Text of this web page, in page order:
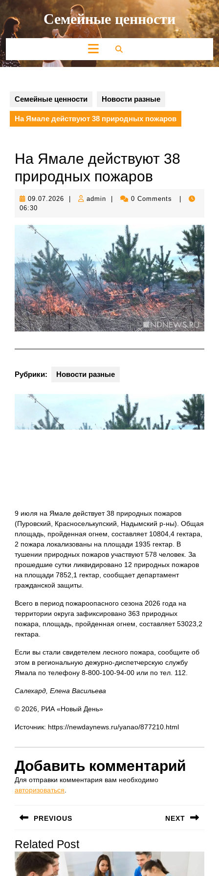
Перейти
содержимому Семейные ценности
Кнопка
Открыть
Семейные ценности Новости разные
На Ямале действуют 38 природных пожаров
На Ямале действуют 38
природных пожаров
09.07.2026 09.07.2026
admin admin 0 Comments
06:30
Рубрики: Новости разные
9 июля на Ямале действует 38 природных пожаров
(Пуровский, Красноселькупский, Надымский р-ны). Общая
площадь, пройденная огнем, составляет 10804,4 гектара,
2 пожара локализованы на площади 1935 гектар. В
тушении природных пожаров участвуют 578 человек. За
прошедшие сутки ликвидировано 12 природных пожаров
на площади 7852,1 гектар, сообщает департамент
гражданской защиты.
Всего в период пожароопасного сезона 2026 года на
территории округа зафиксировано 363 природных
пожара, площадь, пройденная огнем, составляет 53023,2
гектара.
Если вы стали свидетелем лесного пожара, сообщите об
этом в региональную дежурно-диспетчерскую службу
Ямала по телефону 8-800-100-94-00 или по тел. 112.
Салехард, Елена Васильева
© 2026, РИА «Новый День»
Источник: https://newdaynews.ru/yanao/877210.html
Добавить комментарий
Для отправки комментария вам необходимо
авторизоваться.
по
записям
PREVIOUS
запись:
NEXT
запись:
Related Post